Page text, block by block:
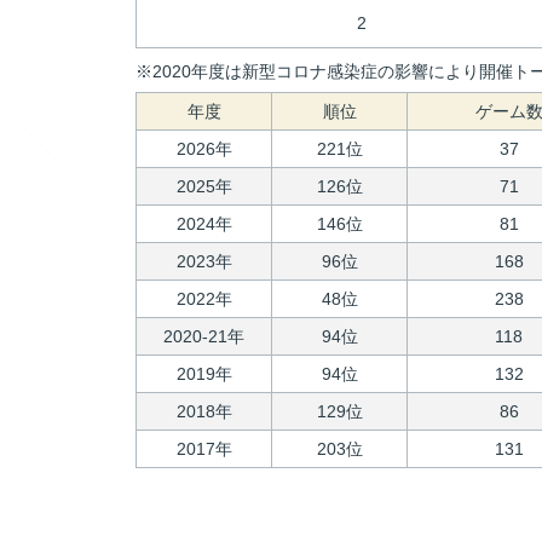
2
※2020年度は新型コロナ感染症の影響により開催ト
年度 順位
ゲーム数
2026年
221位
37
2025年
126位
71
2024年
146位
81
2023年
96位
168
2022年
48位
238
2020-21年
94位
118
2019年
94位
132
2018年
129位
86
2017年
203位 131